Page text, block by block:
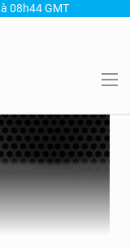
08h44 GMT